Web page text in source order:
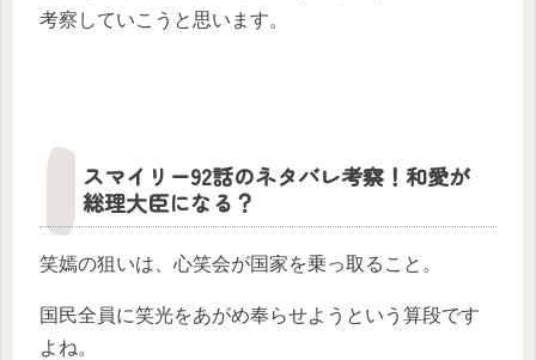
考察していこうと思います。
スマイリー92話のネタバレ考察！和愛が
総理大臣になる？
笑嫣の狙いは、心笑会が国家を乗っ取ること。
国民全員に笑光をあがめ奉らせようという算段です
よね。